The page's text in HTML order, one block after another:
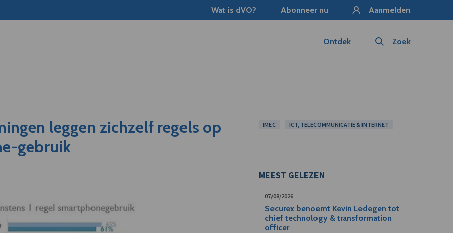
Wat is dVO? Abonneer nu Aanmelden
Zoek
Ontdek
leggen zichzelf regels op
gebruik
IMEC ICT, TELECOMMUNICATIE & INTERNET
MEEST GELEZEN
07/08/2026
Securex benoemt Kevin Ledegen tot
chief technology & transformation
officer